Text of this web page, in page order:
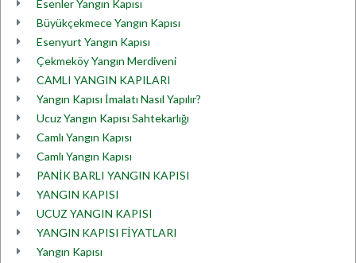
Esenler Yangın Kapısı
Büyükçekmece Yangın Kapısı
Esenyurt Yangın Kapısı
Çekmeköy Yangın Merdiveni
CAMLI YANGIN KAPILARI
Yangın Kapısı İmalatı Nasıl Yapılır?
Ucuz Yangın Kapısı Sahtekarlığı
Camlı Yangın Kapısı
Camlı Yangın Kapısı
PANİK BARLI YANGIN KAPISI
YANGIN KAPISI
UCUZ YANGIN KAPISI
YANGIN KAPISI FİYATLARI
Yangın Kapısı